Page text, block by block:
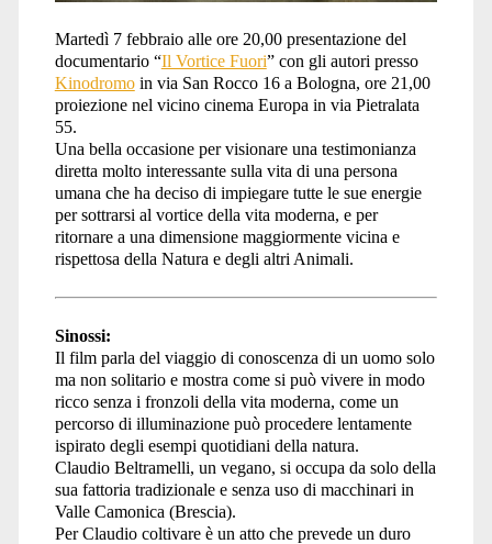
Martedì 7 febbraio alle ore 20,00 presentazione del
documentario “Il Vortice Fuori” con gli autori presso
Kinodromoin via San Rocco 16 a Bologna, ore 21,00
proiezione nel vicino cinema Europa in via Pietralata
55.
Una bella occasione per visionare una testimonianza
diretta molto interessante sulla vita di una persona
umana che ha deciso di impiegare tutte le sue energie
per sottrarsi al vortice della vita moderna, e per
ritornare a una dimensione maggiormente vicina e
rispettosa della Natura e degli altri Animali.
Sinossi:
Il film parla del viaggio di conoscenza di un uomo solo
ma non solitario e mostra come si può vivere in modo
ricco senza i fronzoli della vita moderna, come un
percorso di illuminazione può procedere lentamente
ispirato degli esempi quotidiani della natura.
Claudio Beltramelli, un vegano, si occupa da solo della
sua fattoria tradizionale e senza uso di macchinari in
Valle Camonica (Brescia).
Per Claudio coltivare è un atto che prevede un duro